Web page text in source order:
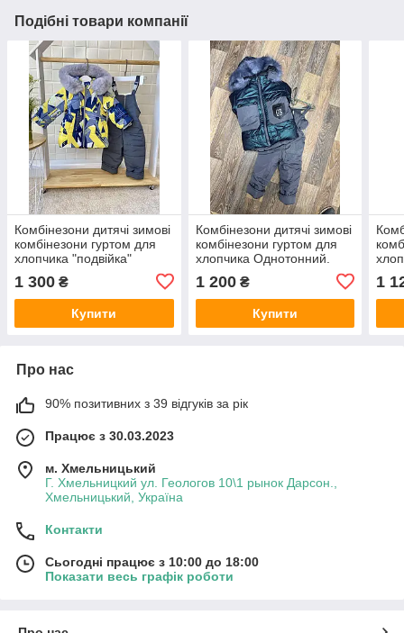
Подібні товари компанії
Комбінезони дитячі зимові
комбінезони гуртом для
хлопчика "подвійка"
1 300 ₴
Купити
Комбінезони дитячі зимові
комбінезони гуртом для
хлопчика Однотонний.
1 200₴
Купити
1
Про нас
90% позитивних з 39 відгуків за рік
Працює з 30.03.2023
м. Хмельницький
Г. Хмельницкий ул. Геологов 10\1 рынок Дарсон.,
Хмельницький, Україна
Контакти
Сьогодні працює з 10:00 до 18:00
Показати весь графік роботи